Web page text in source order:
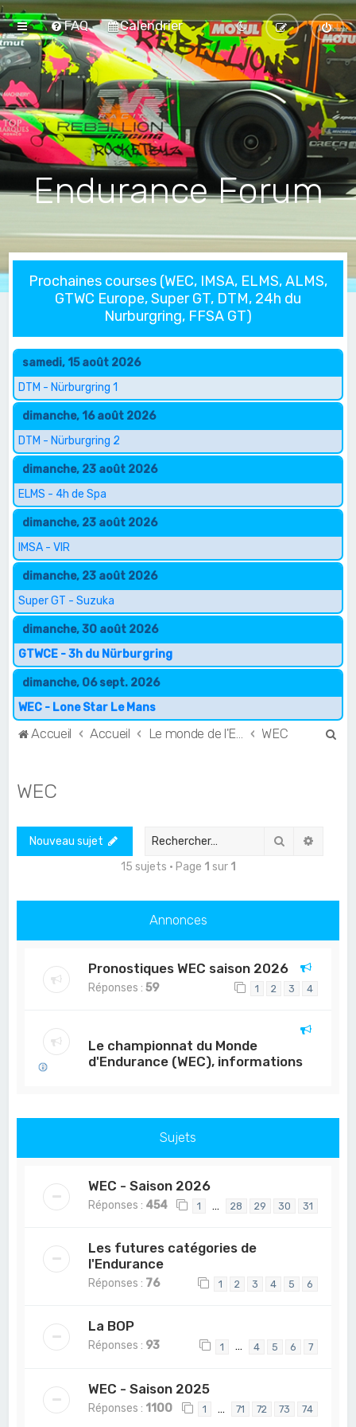
FAQ Calendrier
Endurance Forum
Prochaines courses (WEC, IMSA, ELMS, ALMS,
GTWC Europe, Super GT, DTM, 24h du
Nurburgring, FFSA GT)
samedi, 15 août 2026
DTM - Nürburgring 1
dimanche, 16 août 2026
DTM - Nürburgring 2
dimanche, 23 août 2026
ELMS - 4h de Spa
dimanche, 23 août 2026
IMSA - VIR
dimanche, 23 août 2026
Super GT - Suzuka
dimanche, 30 août 2026
GTWCE - 3h du Nürburgring
dimanche, 06 sept. 2026
WEC - Lone Star Le Mans
Accueil Accueil WEC
WEC
Nouveau sujet Rechercher
15 sujets • Page 1 sur 1
Annonces
Pronostiques WEC saison 2026
Réponses :59 1 2 3 4
Le championnat du Monde
d'Endurance (WEC), informations
Sujets
WEC - Saison 2026
Réponses : 454 1 … 28 29 30 31
Les futures catégories de
l'Endurance
Réponses : 76 1 2 3 4 5 6
La BOP
Réponses : 93 1 … 4 5 6 7
WEC - Saison 2025
Réponses : 1100 1 … 71 72 73 74